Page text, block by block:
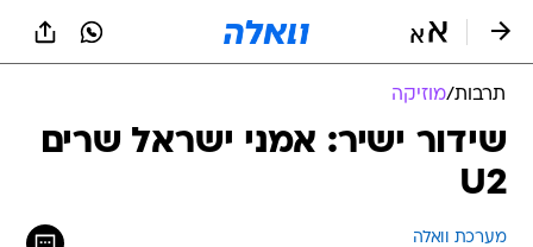
תרבות/מוזיקה
שידור ישיר: אמני ישראל שרים
U2
מערכת וואלה